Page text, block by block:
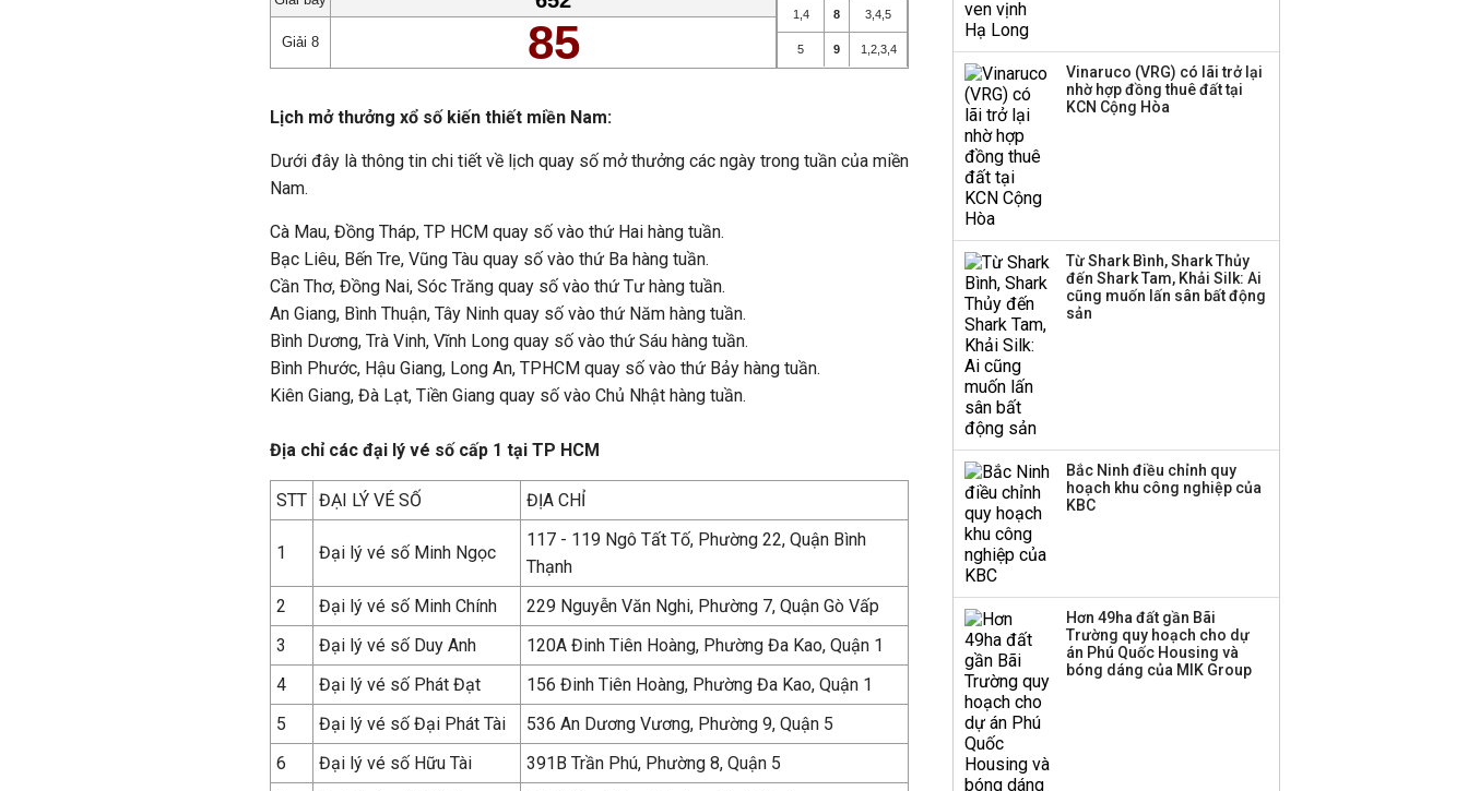
Giải 8 85
1 4 8 3 4 5
5 9 1 2, 3, 4
Lịch mở thưởng xổ số kiến thiết miền Nam:
Dưới đây là thông tin chi tiết về lịch quay số mở thưởng các ngày trong tuần của miền
Nam.
Cà Mau, Đồng Tháp, TP HCM quay số vào thứ Hai hàng tuần.
Bạc Liêu, Bến Tre, Vũng Tàu quay số vào thứ Ba hàng tuần.
Cần Thơ, Đồng Nai, Sóc Trăng quay số vào thứ Tư hàng tuần.
An Giang, Bình Thuận, Tây Ninh quay số vào thứ Năm hàng tuần.
Bình Dương, Trà Vinh, Vĩnh Long quay số vào thứ Sáu hàng tuần.
Bình Phước, Hậu Giang, Long An, TPHCM quay số vào thứ Bảy hàng tuần.
Kiên Giang, Đà Lạt, Tiền Giang quay số vào Chủ Nhật hàng tuần.
Địa chỉ các đại lý vé số cấp 1 tại TP HCM
STT ĐẠI LÝ VÉ SỐ ĐỊA CHỈ
1 Đại lý vé số Minh Ngọc
117 - 119 Ngô Tất Tố, Phường 22, Quận Bình
Thạnh
2
Đại lý vé số Minh Chính
229 Nguyễn Văn Nghi, Phường 7, Quận Gò Vấp
3
Đại lý vé số Duy Anh
120A Đinh Tiên Hoàng, Phường Đa Kao, Quận 1
4
Đại lý vé số Phát Đạt
156 Đinh Tiên Hoàng, Phường Đa Kao, Quận 1
5
Đại lý vé số Đại Phát Tài
536 An Dương Vương, Phường 9, Quận 5
6
Đại lý vé số Hữu Tài
391B Trần Phú, Phường 8, Quận 5
PNJ công bố thông tin
quyền tùy ý áp thuế
100% lên những đối tác
thương mại hàng đầu?
Vinaruco (VRG) có lãi trở lại
nhờ hợp đồng thuê đất tại
KCN Cộng Hòa
Từ Shark Bình, Shark Thủy
đến Shark Tam, Khải Silk: Ai
cũng muốn lấn sân bất động
sản
Bắc Ninh điều chỉnh quy
hoạch khu công nghiệp của
KBC
Hơn 49ha đất gần Bãi
Trường quy hoạch cho dự
án Phú Quốc Housing và
bóng dáng của MIK Group